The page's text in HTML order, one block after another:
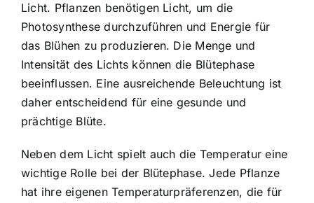
Licht. Pflanzen benötigen Licht, um die
Photosynthese durchzuführen und Energie für
das Blühen zu produzieren. Die Menge und
Intensität des Lichts können die Blütephase
beeinflussen. Eine ausreichende Beleuchtung ist
daher entscheidend für eine gesunde und
prächtige Blüte.
Neben dem Licht spielt auch die Temperatur eine
wichtige Rolle bei der Blütephase. Jede Pflanze
hat ihre eigenen Temperaturpräferenzen, die für